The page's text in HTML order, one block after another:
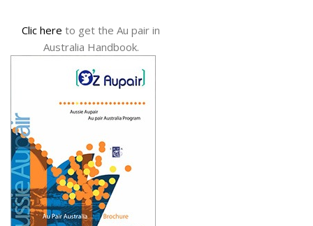
Clic here to get the Au pair in
Australia Handbook.